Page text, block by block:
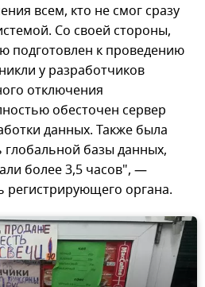
всем, кто не смог сразу
Со своей стороны,
подготовлен к проведению
у разработчиков
отключения
обесточен сервер
данных. Также была
базы данных,
более 3,5 часов", —
регистрирующего органа.